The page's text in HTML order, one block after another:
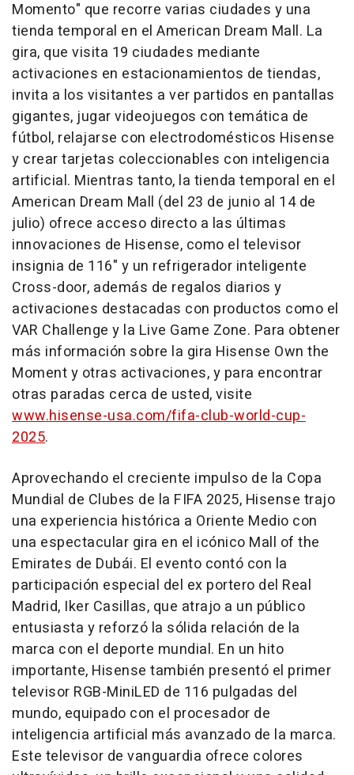
Momento" que recorre varias ciudades y una
tienda temporal en el American Dream Mall. La
gira, que visita 19 ciudades mediante
activaciones en estacionamientos de tiendas,
invita a los visitantes a ver partidos en pantallas
gigantes, jugar videojuegos con temática de
fútbol, relajarse con electrodomésticos Hisense
y crear tarjetas coleccionables con inteligencia
artificial. Mientras tanto, la tienda temporal en el
American Dream Mall (del 23 de junio al 14 de
julio) ofrece acceso directo a las últimas
innovaciones de Hisense, como el televisor
insignia de 116" y un refrigerador inteligente
Cross-door, además de regalos diarios y
activaciones destacadas con productos como el
VAR Challenge y la Live Game Zone. Para obtener
más información sobre la gira Hisense Own the
Moment y otras activaciones, y para encontrar
otras paradas cerca de usted, visite
www.hisense-usa.com/fifa-club-world-cup-
2025.
Aprovechando el creciente impulso de la Copa
Mundial de Clubes de la FIFA 2025, Hisense trajo
una experiencia histórica a Oriente Medio con
una espectacular gira en el icónico Mall of the
Emirates de Dubái. El evento contó con la
participación especial del ex portero del Real
Madrid, Iker Casillas, que atrajo a un público
entusiasta y reforzó la sólida relación de la
marca con el deporte mundial. En un hito
importante, Hisense también presentó el primer
televisor RGB-MiniLED de 116 pulgadas del
mundo, equipado con el procesador de
inteligencia artificial más avanzado de la marca.
Este televisor de vanguardia ofrece colores